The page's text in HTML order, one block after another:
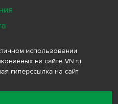
использовании
на сайте VN.ru,
гиперссылка на сайт